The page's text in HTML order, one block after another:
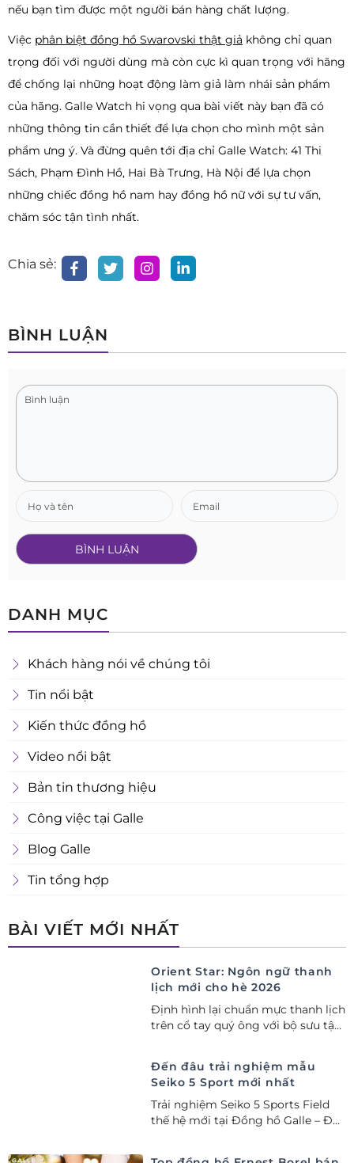
nếu bạn tìm được một người bán hàng chất lượng.
Việc phân biệt đồng hồ Swarovski thật giả không chỉ quan
trọng đối với người dùng mà còn cực kì quan trọng với hãng
để chống lại những hoạt động làm giả làm nhái sản phẩm
của hãng. Galle Watch hi vọng qua bài viết này bạn đã có
những thông tin cần thiết để lựa chọn cho mình một sản
phẩm ưng ý. Và đừng quên tới địa chỉ Galle Watch: 41 Thi
Sách, Phạm Đình Hồ, Hai Bà Trưng, Hà Nội để lựa chọn
những chiếc đồng hồ nam hay đồng hồ nữ với sự tư vấn,
chăm sóc tận tình nhất.
Chia sẻ:
BÌNH LUẬN
DANH MỤC
Khách hàng nói về chúng tôi
Tin nổi bật
Kiến thức đồng hồ
Video nổi bật
Bản tin thương hiệu
Công việc tại Galle
Blog Galle
Tin tổng hợp
BÀI VIẾT MỚI NHẤT
Orient Star: Ngôn ngữ thanh
lịch mới cho hè 2026
Định hình lại chuẩn mực thanh lịch
trên cổ tay quý ông với bộ sưu tập
Đến đâu trải nghiệm mẫu
Seiko 5 Sport mới nhất
Trải nghiệm Seiko 5 Sports Field
thế hệ mới tại Đồng hồ Galle – Đại